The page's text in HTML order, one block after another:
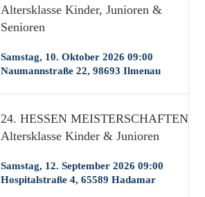
Altersklasse Kinder, Junioren &
Senioren
Samstag, 10. Oktober 2026 09:00
Naumannstraße 22, 98693 Ilmenau
24. HESSEN MEISTERSCHAFTEN –
Altersklasse Kinder & Junioren
Samstag, 12. September 2026 09:00
Hospitalstraße 4, 65589 Hadamar